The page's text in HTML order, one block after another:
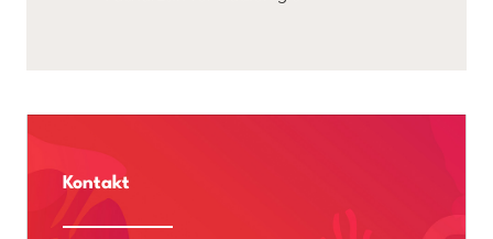
Kontakt